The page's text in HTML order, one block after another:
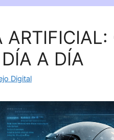
A DÍA
Digital